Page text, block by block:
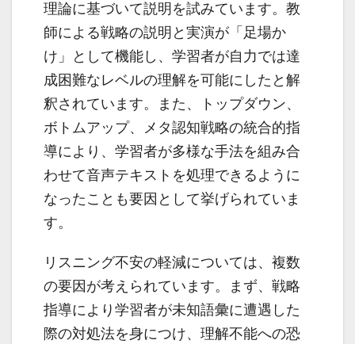
理論に基づいて説明を試みています。教
師による戦略の説明と実演が「足場か
け」として機能し、学習者が自力では達
成困難なレベルの理解を可能にしたと解
釈されています。また、トップダウン、
ボトムアップ、メタ認知戦略の統合的指
導により、学習者が多様な手法を組み合
わせて音声テキストを処理できるように
なったことも要因として挙げられていま
す。
リスニング不安の軽減については、複数
の要因が考えられています。まず、戦略
指導により学習者が未知語彙に遭遇した
際の対処法を身につけ、理解不能への恐